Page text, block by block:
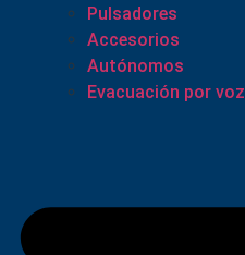
Pulsadores
Accesorios
Autónomos
Evacuación por voz